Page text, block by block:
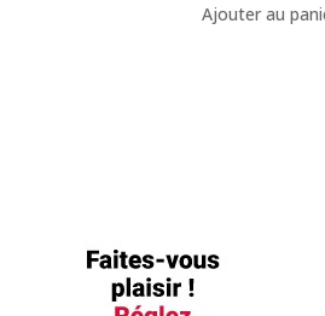
Ajouter au